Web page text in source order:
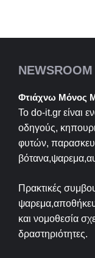
NEWSROOM
Φτιάχνω Μόνος
Το do-it.gr είναι
οδηγούς,
φυτών,
Πρακτικές
και νομοθεσία
δραστηριότητες.